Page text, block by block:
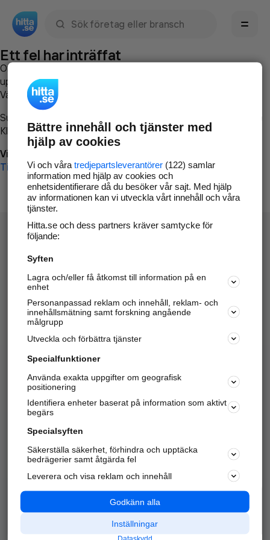
Ett fel har inträffat
Om du vill kan du
uppstod så att vi lättare och snabbare kan avhjälpa det.
Vänligen försök med följande:
Surfa till
Klicka påTillbaka-knappen i webbläsaren och försök igen
Vi beklagar besväret!
Till startsidan
Hitta.se - Gratis nummerupplysning.
Sök företag, personer och platser.
Hitta telefonnummer, adresser, företagsinfo mm.
Marknadsför företaget
Kom igång och annonsera mot
samarbetspartners nära dig.
Alla kategorier
Populära sökningar
API & Kartor
Annonsera
Integritet
Nödnummer
Bättre innehåll och tjänster med
hjälp av cookies
Vi och våra tredjepartsleverantörer(122) samlar
information med hjälp av cookies och
enhetsidentifierare då du besöker vår sajt. Med hjälp
av informationen kan vi utveckla vårt innehåll och våra
tjänster.
Hitta.se och dess partners kräver samtycke för
följande:
Syften
Lagra och/eller få åtkomst till information på en
enhet
Personanpassad reklam och innehåll, reklam- och
innehållsmätning samt forskning angående
målgrupp
Utveckla och förbättra tjänster
Specialfunktioner
Använda exakta uppgifter om geografisk
positionering
Identifiera enheter baserat på information som aktivt
begärs
Specialsyften
Säkerställa säkerhet, förhindra och upptäcka
bedrägerier samt åtgärda fel
Leverera och visa reklam och innehåll
Godkänn alla
Inställningar
Dataskydd